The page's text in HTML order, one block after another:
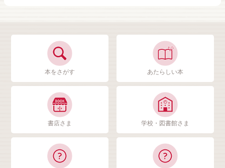
本をさがす あたらしい本
書店さま 学校・図書館さま